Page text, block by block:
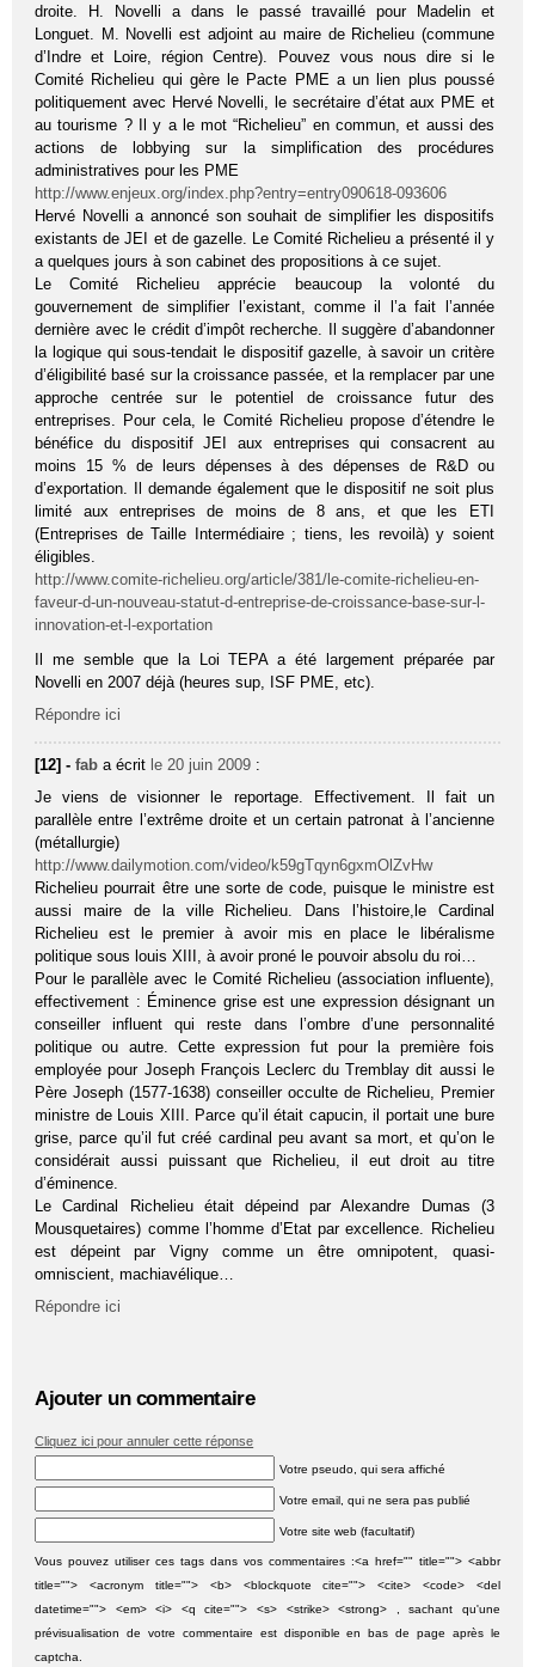
droite. H. Novelli a dans le passé travaillé pour Madelin et
Longuet. M. Novelli est adjoint au maire de Richelieu (commune
d’Indre et Loire, région Centre). Pouvez vous nous dire si le
Comité Richelieu qui gère le Pacte PME a un lien plus poussé
politiquement avec Hervé Novelli, le secrétaire d’état aux PME et
au tourisme ? Il y a le mot “Richelieu” en commun, et aussi des
actions de lobbying sur la simplification des procédures
administratives pour les PME
http://www.enjeux.org/index.php?entry=entry090618-093606
Hervé Novelli a annoncé son souhait de simplifier les dispositifs
existants de JEI et de gazelle. Le Comité Richelieu a présenté il y
a quelques jours à son cabinet des propositions à ce sujet.
Le Comité Richelieu apprécie beaucoup la volonté du
gouvernement de simplifier l’existant, comme il l’a fait l’année
dernière avec le crédit d’impôt recherche. Il suggère d’abandonner
la logique qui sous-tendait le dispositif gazelle, à savoir un critère
d’éligibilité basé sur la croissance passée, et la remplacer par une
approche centrée sur le potentiel de croissance futur des
entreprises. Pour cela, le Comité Richelieu propose d’étendre le
bénéfice du dispositif JEI aux entreprises qui consacrent au
moins 15 % de leurs dépenses à des dépenses de R&D ou
d’exportation. Il demande également que le dispositif ne soit plus
limité aux entreprises de moins de 8 ans, et que les ETI
(Entreprises de Taille Intermédiaire ; tiens, les revoilà) y soient
éligibles.
http://www.comite-richelieu.org/article/381/le-comite-richelieu-en-
faveur-d-un-nouveau-statut-d-entreprise-de-croissance-base-sur-l-
innovation-et-l-exportation
Il me semble que la Loi TEPA a été largement préparée par
Novelli en 2007 déjà (heures sup, ISF PME, etc).
Répondre ici
[12] -fab a écrit le 20 juin 2009 :
Je viens de visionner le reportage. Effectivement. Il fait un
parallèle entre l’extrême droite et un certain patronat à l’ancienne
(métallurgie)
http://www.dailymotion.com/video/k59gTqyn6gxmOlZvHw
Richelieu pourrait être une sorte de code, puisque le ministre est
aussi maire de la ville Richelieu. Dans l’histoire,le Cardinal
Richelieu est le premier à avoir mis en place le libéralisme
politique sous louis XIII, à avoir proné le pouvoir absolu du roi…
Pour le parallèle avec le Comité Richelieu (association influente),
effectivement : Éminence grise est une expression désignant un
conseiller influent qui reste dans l’ombre d’une personnalité
politique ou autre. Cette expression fut pour la première fois
employée pour Joseph François Leclerc du Tremblay dit aussi le
Père Joseph (1577-1638) conseiller occulte de Richelieu, Premier
ministre de Louis XIII. Parce qu’il était capucin, il portait une bure
grise, parce qu’il fut créé cardinal peu avant sa mort, et qu’on le
considérait aussi puissant que Richelieu, il eut droit au titre
d’éminence.
Le Cardinal Richelieu était dépeind par Alexandre Dumas (3
Mousquetaires) comme l’homme d’Etat par excellence. Richelieu
est dépeint par Vigny comme un être omnipotent, quasi-
omniscient, machiavélique…
Répondre ici
Ajouter un commentaire
Cliquez ici pour annuler cette réponse
Votre pseudo, qui sera affiché
Votre email, qui ne sera pas publié
Votre site web (facultatif)
Vous pouvez utiliser ces tags dans vos commentaires :<a href="" title=""> <abbr
title=""> <acronym title=""> <b> <blockquote cite=""> <cite> <code> <del
datetime=""> <em> <i> <q cite=""> <s> <strike> <strong> , sachant qu'une
prévisualisation de votre commentaire est disponible en bas de page après le
captcha.